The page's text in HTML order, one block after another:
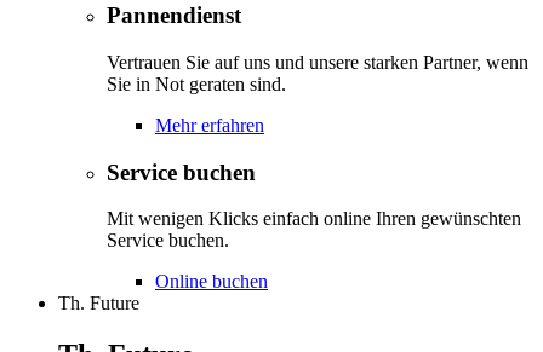
Pannendienst
Vertrauen Sie auf uns und unsere starken Partner, wenn
Sie in Not geraten sind.
Mehr erfahren
Service buchen
Mit wenigen Klicks einfach online Ihren gewünschten
Service buchen.
Online buchen
Th. Future